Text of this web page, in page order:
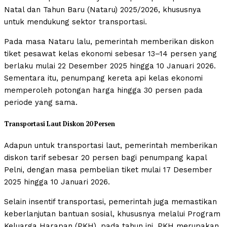
Natal dan Tahun Baru (Nataru) 2025/2026, khususnya
untuk mendukung sektor transportasi.
Pada masa Nataru lalu, pemerintah memberikan diskon
tiket pesawat kelas ekonomi sebesar 13–14 persen yang
berlaku mulai 22 Desember 2025 hingga 10 Januari 2026.
Sementara itu, penumpang kereta api kelas ekonomi
memperoleh potongan harga hingga 30 persen pada
periode yang sama.
Transportasi Laut Diskon 20 Persen
Adapun untuk transportasi laut, pemerintah memberikan
diskon tarif sebesar 20 persen bagi penumpang kapal
Pelni, dengan masa pembelian tiket mulai 17 Desember
2025 hingga 10 Januari 2026.
Selain insentif transportasi, pemerintah juga memastikan
keberlanjutan bantuan sosial, khususnya melalui Program